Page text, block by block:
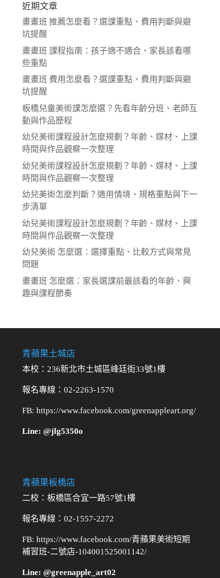
近期文章
畫畫班 推薦怎麼看？選課重點、費用判斷與避
坑提醒
畫畫班 課程指南：孩子適不適合、家長該看哪
些重點
畫畫班 費用怎麼看？選課重點、費用判斷與避
坑提醒
板橋兒童美術課怎麼選？先看年齡分班、老師互
動與作品歷程
幼兒美術課程設計怎麼規劃？年齡、媒材、上課
時間與作品觀察一次整理
幼兒美術課程設計怎麼規劃？年齡、媒材、上課
時間與作品觀察一次整理
幼兒美術怎麼判斷？適用情境、規格重點與下一
步清單
幼兒美術課程設計怎麼規劃？年齡、媒材、上課
時間與作品觀察一次整理
幼兒美術 怎麼選：選擇重點、比較方式與常見
問題
畫畫班 怎麼選：家長選課前最該看的年齡、興
趣與課程節奏
青蘋果土城店
本校：236新北市土城區峰廷街33號1樓
報名專線：02-2263-1570
FB: https://www.facebook.com/greenappleart.org/
Line: @jlg5350o
青蘋果板橋店
二校： 板橋區合宜一路57號1樓
報名專線：02-1557-2272
FB: https://www.facebook.com/青蘋果美術短期
補習班-二號店-104001525001142/
Line: @greenapple_art02